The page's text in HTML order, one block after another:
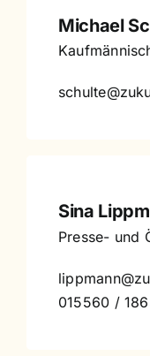
Michael
Sina
Presse- und
015560 /